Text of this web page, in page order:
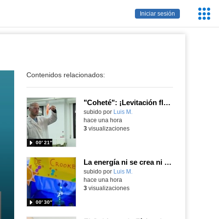
Iniciar sesión
Contenidos relacionados:
"Coheté": ¡Levitación flamígera!
Contenido educativo.
subido por Luis M.
00′ 21″
hace una hora
3visualizaciones
La energía ni se crea ni se destruye... ¡se experimenta! El Tierno en la Feria Madrid es Ciencia 2026
Contenido educativo.
subido por Luis M.
00′ 30″
hace una hora
3visualizaciones